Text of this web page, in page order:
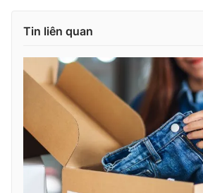
Tin liên quan